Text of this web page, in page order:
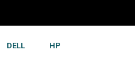
DELL HP